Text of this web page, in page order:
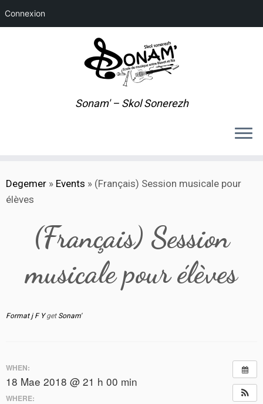
Connexion
to
content
Sonam' – Skol Sonerezh
Degemer » Events » (Français) Session musicale pour
élèves
(Français) Session
musicale pour élèves
Format j F Y get Sonam'
WHEN:
18 Mae 2018 @ 21 h 00 min
WHERE: